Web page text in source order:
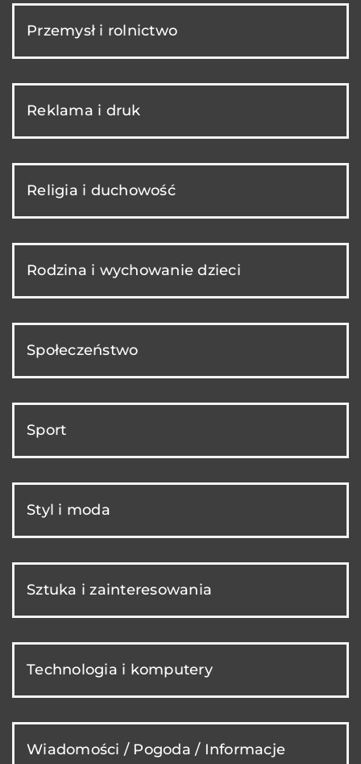
Przemysł i rolnictwo
Reklama i druk
Religia i duchowość
Rodzina i wychowanie dzieci
Społeczeństwo
Sport
Styl i moda
Sztuka i zainteresowania
Technologia i komputery
Wiadomości / Pogoda / Informacje